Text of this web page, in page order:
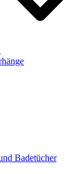
Badetücher